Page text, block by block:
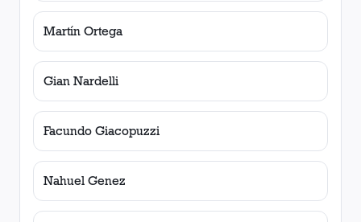
Martín Ortega
Gian Nardelli
Facundo Giacopuzzi
Nahuel Genez